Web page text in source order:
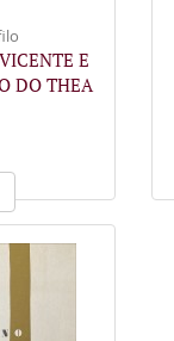
E
DO THEA